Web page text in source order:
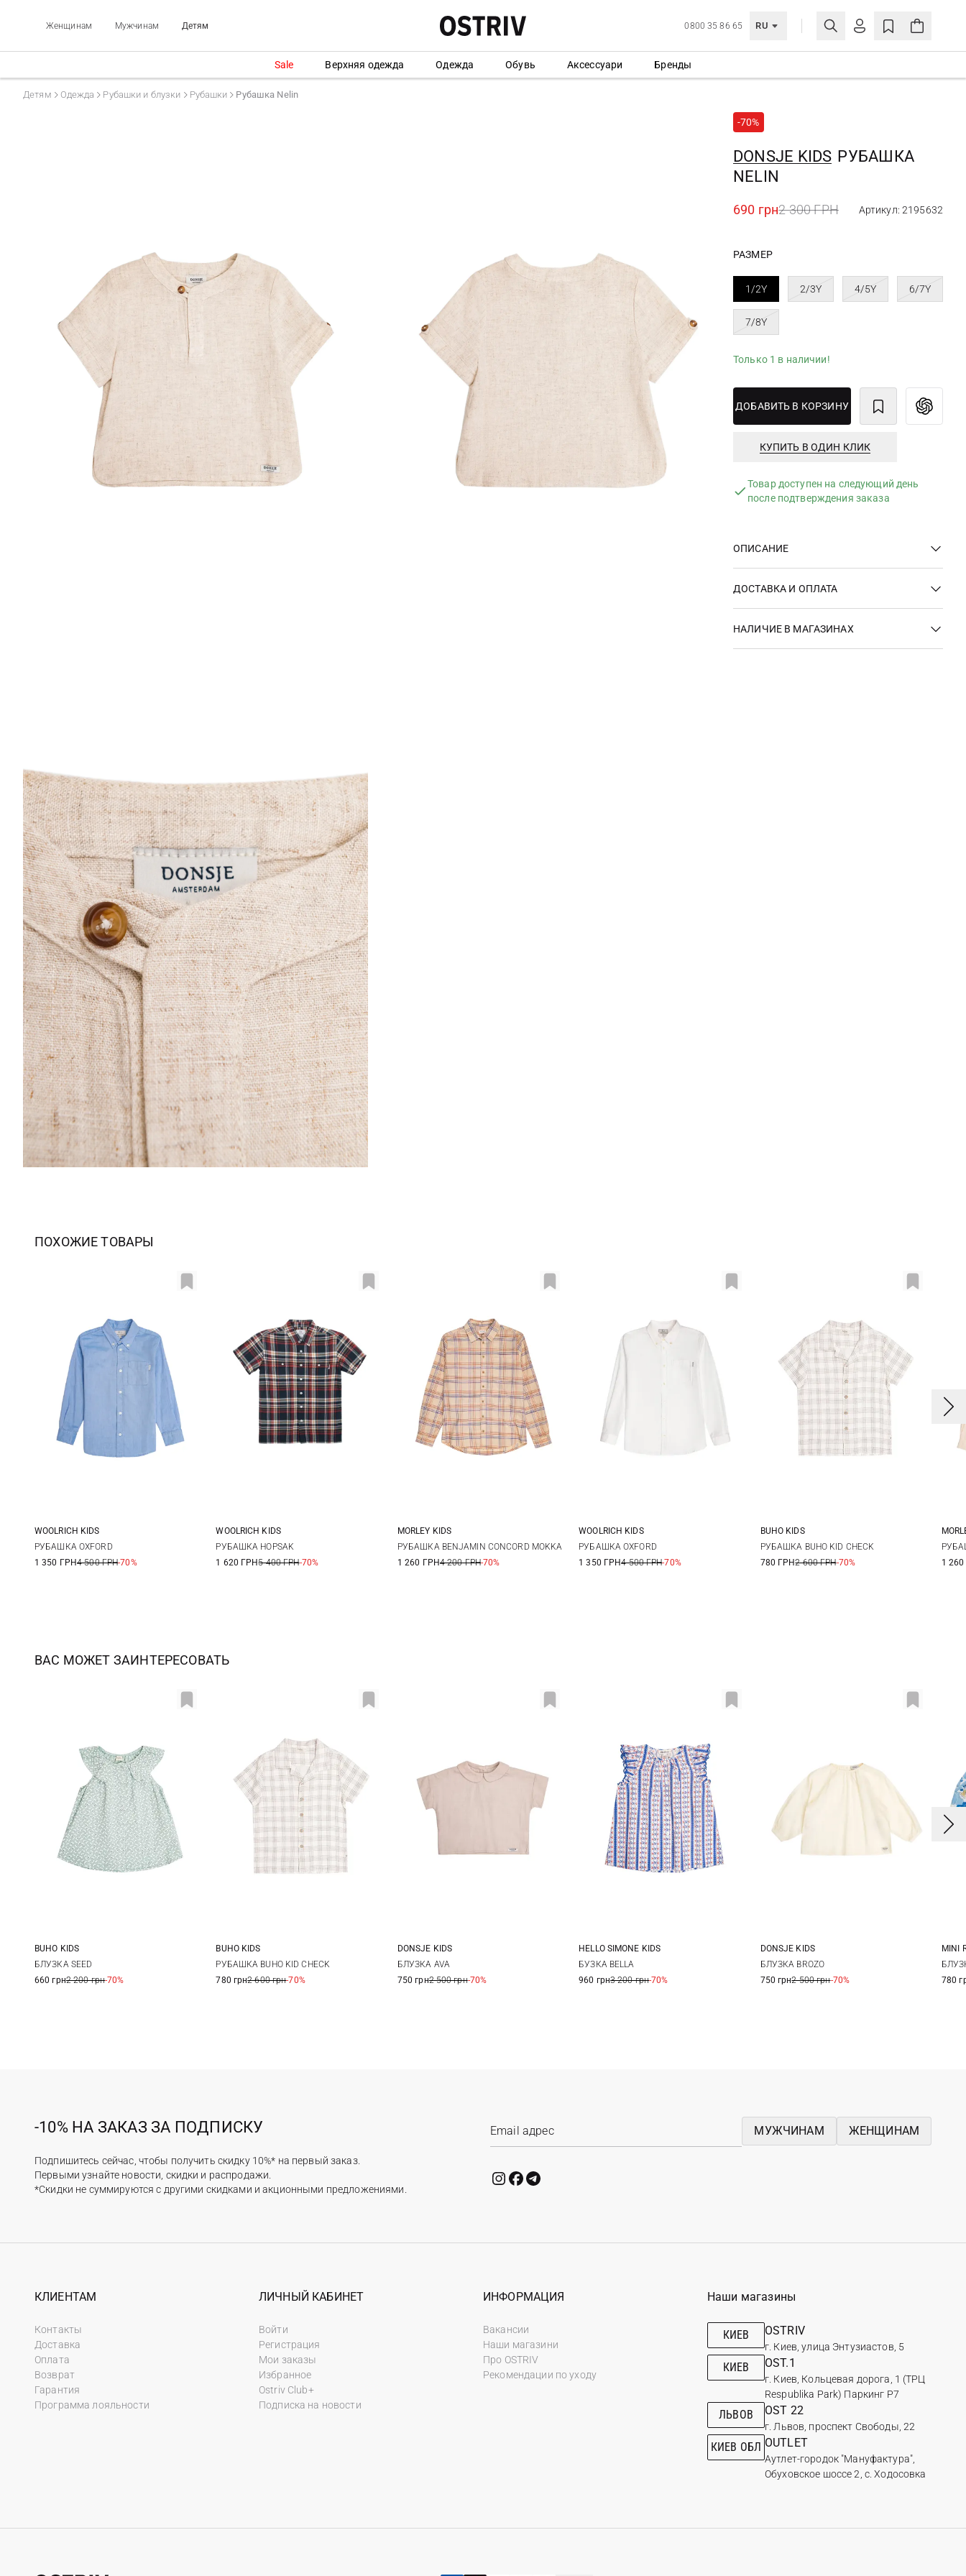
Женщинам Мужчинам Детям 0800 35 86 65 RU
ЛИЧНЫЙ КАБИНЕТ
СОЗДАТЬ УЧЕТНУЮ ЗАПИСЬ
Sale Верхняя одежда Одежда Обувь Аксессуари Бренды
Детям Одежда Рубашки и блузки Рубашки Рубашка Nelin
-70%
DONSJE KIDS РУБАШКА
NELIN
690 грн2 300 ГРН Артикул: 2195632
РАЗМЕР
1/2Y 2/3Y 4/5Y 6/7Y
7/8Y
Только 1 в наличии!
ДОБАВИТЬ В КОРЗИНУ
КУПИТЬ В ОДИН КЛИК
Товар доступен на следующий день
после подтверждения заказа
ОПИСАНИЕ
ДОСТАВКА И ОПЛАТА
НАЛИЧИЕ В МАГАЗИНАХ
ПОХОЖИЕ ТОВАРЫ
6 8
WOOLRICH KIDS
РУБАШКА OXFORD
1 350 ГРН4 500 ГРН-70%
8
WOOLRICH KIDS
РУБАШКА HOPSAK
1 620 ГРН5 400 ГРН-70%
4 6 8 10
MORLEY KIDS
РУБАШКА BENJAMIN CONCORD MOKKA
1 260 ГРН4 200 ГРН-70%
6 8
WOOLRICH KIDS
РУБАШКА OXFORD
1 350 ГРН4 500 ГРН-70%
4 6 8
BUHO KIDS
РУБАШКА BUHO KID CHECK
780 ГРН2 600 ГРН-70%
3
1
ВАС МОЖЕТ ЗАИНТЕРЕСОВАТЬ
4
BUHO KIDS
БЛУЗКА SEED
660 грн2 200 грн-70%
4 6 8
BUHO KIDS
РУБАШКА BUHO KID CHECK
780 грн2 600 грн-70%
2/3Y
DONSJE KIDS
БЛУЗКА AVA
750 грн2 500 грн-70%
4
HELLO SIMONE KIDS
БУЗКА BELLA
960 грн3 200 грн-70%
2/3Y 4/5Y
DONSJE KIDS
БЛУЗКА BROZO
750 грн2 500 грн-70%
104/
MINI
780
-10% НА ЗАКАЗ ЗА ПОДПИСКУ
Подпишитесь сейчас, чтобы получить скидку 10%* на первый заказ.
Первыми узнайте новости, скидки и распродажи.
*Скидки не суммируются с другими скидками и акционными предложениями.
МУЖЧИНАМ ЖЕНЩИНАМ
КЛИЕНТАМ
Контакты
Доставка
Оплата
Возврат
Гарантия
Программа лояльности
ЛИЧНЫЙ КАБИНЕТ
Войти
Регистрация
Мои заказы
Избранное
Ostriv Club+
Подписка на новости
ИНФОРМАЦИЯ
Вакансии
Наши магазини
Про OSTRIV
Рекомендации по уходу
Наши магазины
КИЕВ OSTRIV
г. Киев, улица Энтузиастов, 5
КИЕВ OST.1
г. Киев, Кольцевая дорога, 1 (ТРЦ
Respublika Park) Паркинг Р7
ЛЬВОВ OST 22
г. Львов, проспект Свободы, 22
КИЕВ ОБЛ OUTLET
Аутлет-городок "Мануфактура",
Обуховское шоссе 2, с. Ходосовка